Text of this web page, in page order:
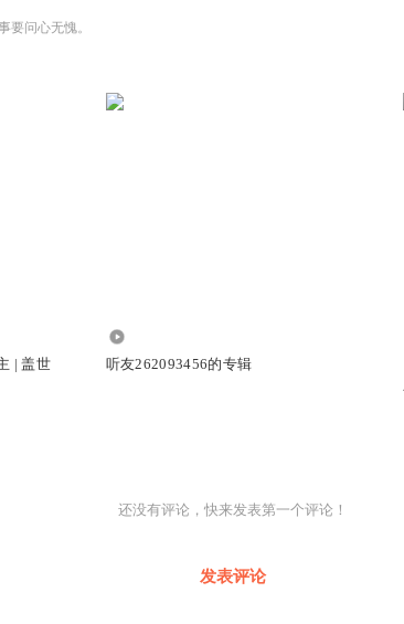
要问心无愧。
| 盖世
听友262093456的专辑
还没有评论，快来发表第一个评论！
发表评论